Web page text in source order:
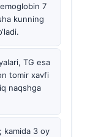
7
kunning
TG esa
tomir xavfi
naqshga
kamida 3 oy